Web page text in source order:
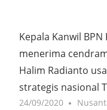
Kepala Kanwil
menerima
Halim Radianto
strategis nasional
24/09/2020